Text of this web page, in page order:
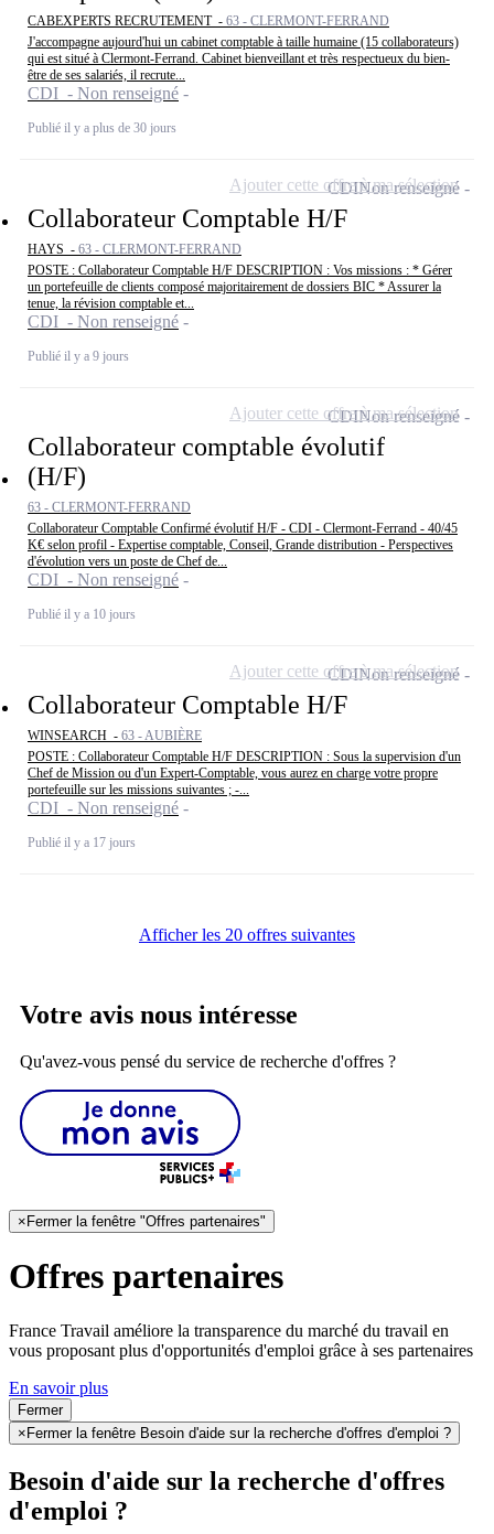
CABEXPERTS RECRUTEMENT - 63 - CLERMONT-FERRAND
J'accompagne aujourd'hui un cabinet comptable à taille humaine (15 collaborateurs)
qui est situé à Clermont-Ferrand. Cabinet bienveillant et très respectueux du bien-
être de ses salariés, il recrute...
CDI - Non renseigné
Publié il y a plus de 30 jours
Collaborateur Comptable H/F
HAYS - 63 - CLERMONT-FERRAND
POSTE : Collaborateur Comptable H/F DESCRIPTION : Vos missions : * Gérer
un portefeuille de clients composé majoritairement de dossiers BIC * Assurer la
tenue, la révision comptable et...
CDI - Non renseigné
Publié il y a 9 jours
CDINon renseigné
Ajouter cette offre à ma sélection
Collaborateur comptable évolutif
(H/F)
63 - CLERMONT-FERRAND
Collaborateur Comptable Confirmé évolutif H/F - CDI - Clermont-Ferrand - 40/45
K€ selon profil - Expertise comptable, Conseil, Grande distribution - Perspectives
d'évolution vers un poste de Chef de...
CDI - Non renseigné
Publié il y a 10 jours
CDINon renseigné
Ajouter cette offre à ma sélection
Collaborateur Comptable H/F
WINSEARCH - 63 - AUBIÈRE
POSTE : Collaborateur Comptable H/F DESCRIPTION : Sous la supervision d'un
Chef de Mission ou d'un Expert-Comptable, vous aurez en charge votre propre
portefeuille sur les missions suivantes ; -...
CDI - Non renseigné
Publié il y a 17 jours
CDINon renseigné
Ajouter cette offre à ma sélection
Afficher les 20 offres suivantes
Votre avis nous intéresse
Qu'avez-vous pensé du service de recherche d'offres ?
× Fermer la fenêtre "Offres partenaires"
Offres partenaires
France Travail améliore la transparence du marché du travail en
vous proposant plus d'opportunités d'emploi grâce à ses partenaires
En savoir plus
Fermer
× Fermer la fenêtre Besoin d'aide sur la recherche d'offres d'emploi ?
Besoin d'aide sur la recherche d'offres
d'emploi ?